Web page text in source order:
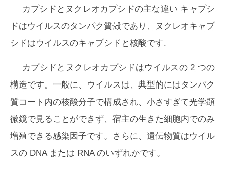
カプシドとヌクレオカプシドの主な違い キャプシ
ドはウイルスのタンパク質殻であり、ヌクレオキャプ
シドはウイルスのキャプシドと核酸です.
カプシドとヌクレオカプシドはウイルスの 2 つの
構造です。一般に、ウイルスは、典型的にはタンパク
質コート内の核酸分子で構成され、小さすぎて光学顕
微鏡で見ることができず、宿主の生きた細胞内でのみ
増殖できる感染因子です。さらに、遺伝物質はウイル
スの DNA または RNA のいずれかです。